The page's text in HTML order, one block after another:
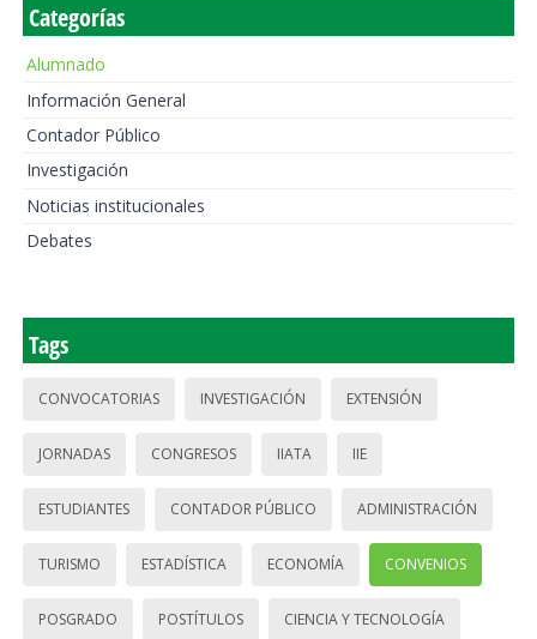
Categorías
Alumnado
Información General
Contador Público
Investigación
Noticias institucionales
Debates
Tags
CONVOCATORIAS INVESTIGACIÓN EXTENSIÓN
JORNADAS CONGRESOS IIATA IIE
ESTUDIANTES CONTADOR PÚBLICO ADMINISTRACIÓN
TURISMO ESTADÍSTICA ECONOMÍA CONVENIOS
POSGRADO POSTÍTULOS CIENCIA Y TECNOLOGÍA